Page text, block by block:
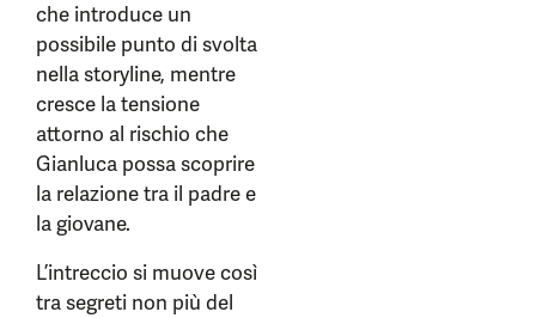
che introduce un
possibile punto di svolta
nella storyline, mentre
cresce la tensione
attorno al rischio che
Gianluca possa scoprire
la relazione tra il padre e
la giovane.
L’intreccio si muove così
tra segreti non più del